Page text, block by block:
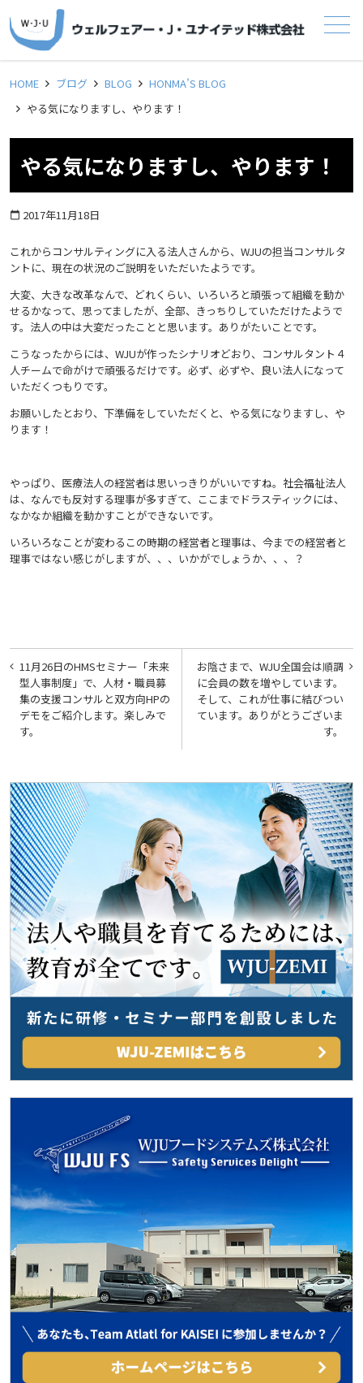
メニュー
HOME ブログ BLOG
HONMA’S BLOG
やる気になりますし、やります！
やる気になりますし、やります！
calendar_today 2017年11月18日
これからコンサルティングに入る法人さんから、WJUの担当コンサルタ
ントに、現在の状況のご説明をいただいたようです。
大変、大きな改革なんで、どれくらい、いろいろと頑張って組織を動か
せるかなって、思ってましたが、全部、きっちりしていただけたようで
す。法人の中は大変だったことと思います。ありがたいことです。
こうなったからには、WJUが作ったシナリオどおり、コンサルタント４
人チームで命がけで頑張るだけです。必ず、必ずや、良い法人になって
いただくつもりです。
お願いしたとおり、下準備をしていただくと、やる気になりますし、や
ります！
やっぱり、医療法人の経営者は思いっきりがいいですね。社会福祉法人
は、なんでも反対する理事が多すぎて、ここまでドラスティックには、
なかなか組織を動かすことができないです。
いろいろなことが変わるこの時期の経営者と理事は、今までの経営者と
理事ではない感じがしますが、、、いかがでしょうか、、、？
投
稿
ナ
ビ
ー
シ
ョ
ン
お陰さまで、WJU全国会は順調
に会員の数を増やしています。
そして、これが仕事に結びつい
ています。ありがとうございま
す。
11月26日のHMSセミナー「未来
型人事制度」で、人材・職員募
集の支援コンサルと双方向HPの
デモをご紹介します。楽しみで
す。